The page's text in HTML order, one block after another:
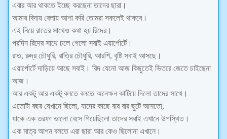
এবার আর থাকতে ইচ্ছে করছেনা তাদের ছারা।
আমার বিদায় বেলায় আশা করি তোমরা সকলেই থাকবে।
এই নিয়ে রাতের সাথেও কথা হয় রিদের।
পরদিন রিদের সাথে চলে গেলো সবাই এয়ার্পোর্টে।
রাত, রুদ্র চৌধুরি, রাত্রি চৌধুরি, আরশি, বৃষ্টি সবাই আসছে।
এয়ার্পোর্টে দাড়িয়ে আছে সবাই। রিদ যেনো আজ কিছুতেই ভিতরে জেতে চাইছেনা
আজ।
আর একটু আর একটু বলতে বলতে অনেক্ষন কাটিয়ে দিলো তাদের সাথে।
এতোটা বছর যেখানে ছিলো, যাদের কাছে বার বার ছুটে আসতো,
যাকে এক তরফা ভালো বেসে গিয়েছিলো তাদের সবাই এখানে উপস্থিত।
এক মাত্র আপন বলতে এরা ছারা আর কেও ছিলোনা এখানে।